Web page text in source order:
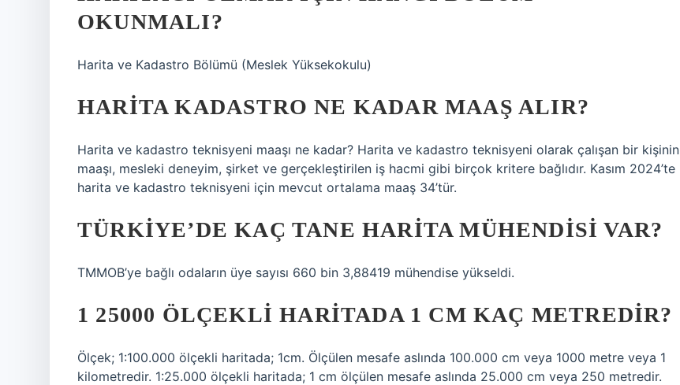
OKUNMALI?
Harita ve Kadastro Bölümü (Meslek Yüksekokulu)
HARITA KADASTRO NE KADAR MAAŞ ALIR?
Harita ve kadastro teknisyeni maaşı ne kadar? Harita ve kadastro teknisyeni olarak çalışan bir kişinin
maaşı, mesleki deneyim, şirket ve gerçekleştirilen iş hacmi gibi birçok kritere bağlıdır. Kasım 2024’te
harita ve kadastro teknisyeni için mevcut ortalama maaş 34’tür.
TÜRKIYE’DE KAÇ TANE HARITA MÜHENDISI VAR?
TMMOB’ye bağlı odaların üye sayısı 660 bin 3,88419 mühendise yükseldi.
1 25000 ÖLÇEKLI HARITADA 1 CM KAÇ METREDIR?
Ölçek; 1:100.000 ölçekli haritada; 1cm. Ölçülen mesafe aslında 100.000 cm veya 1000 metre veya 1
kilometredir. 1:25.000 ölçekli haritada; 1 cm ölçülen mesafe aslında 25.000 cm veya 250 metredir.